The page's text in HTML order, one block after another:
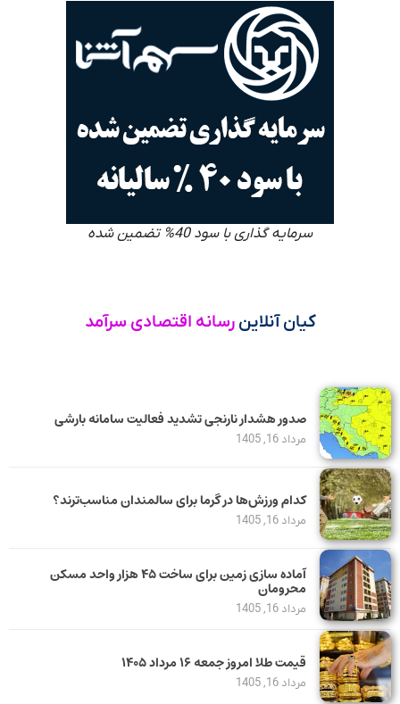
سرمایه گذاری با سود 40% تضمین شده
کیان آنلاین رسانه اقتصادی سرآمد
صدور هشدار نارنجی تشدید فعالیت سامانه بارشی
مرداد 16, 1405
کدام ورزش‌ها در گرما برای سالمندان مناسب‌ترند؟
مرداد 16, 1405
آماده سازی زمین برای ساخت ۴۵ هزار واحد مسکن
محرومان
مرداد 16, 1405
قیمت طلا امروز جمعه ۱۶ مرداد ۱۴۰۵
مرداد 16, 1405